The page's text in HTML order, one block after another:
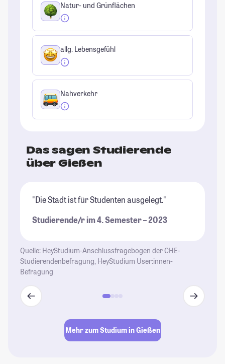
Natur- und Grünflächen
allg. Lebensgefühl
Nahverkehr
Das sagen Studierende
über Gießen
"Die Stadt ist für Studenten ausgelegt."
Studierende/r im 4. Semester – 2023
Quelle: HeyStudium-Anschlussfragebogen der CHE-
Studierendenbefragung, HeyStudium User:innen-
Befragung
Mehr zum Studium in Gießen